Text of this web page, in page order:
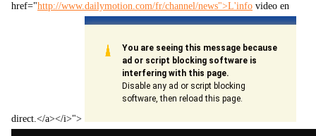
href="http://www.dailymotion.com/fr/channel/news">L'info video en
direct.</a></i>">